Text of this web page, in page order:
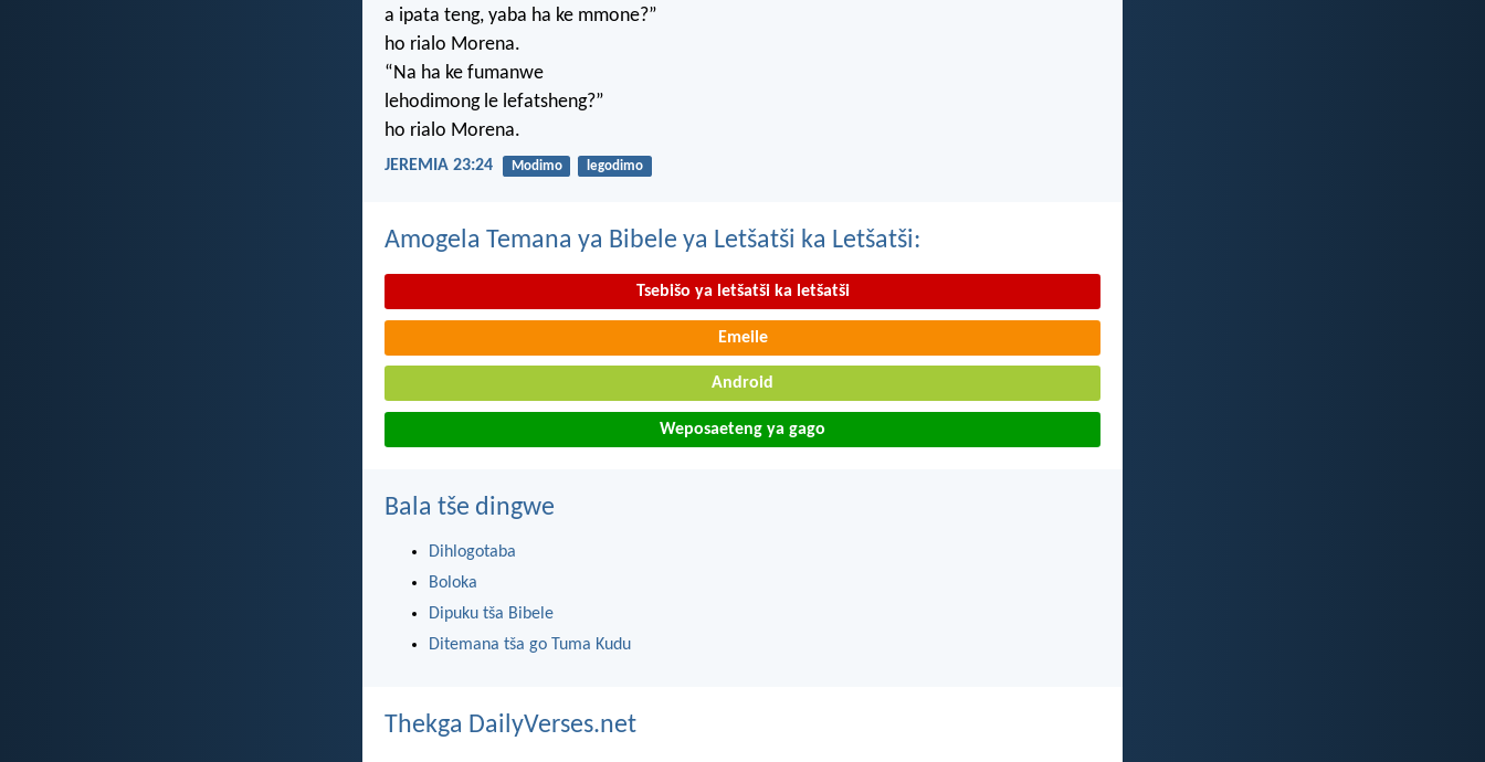
a ipata teng, yaba ha ke mmone?”
ho rialo Morena.
“Na ha ke fumanwe
lehodimong le lefatsheng?”
ho rialo Morena.
JEREMIA 23:24 Modimo legodimo
Amogela Temana ya Bibele ya Letšatši ka Letšatši:
Tsebišo ya letšatši ka letšatši
Emeile
Android
Weposaeteng ya gago
Bala tše dingwe
Dihlogotaba
Boloka
Dipuku tša Bibele
Ditemana tša go Tuma Kudu
Thekga DailyVerses.net